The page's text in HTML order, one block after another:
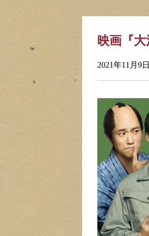
映画『
2021年11月9日